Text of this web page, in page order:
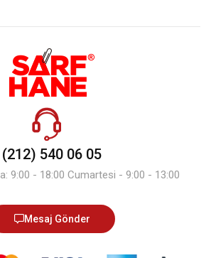
(212) 540 06 05
9:00 - 18:00 Cumartesi - 9:00 - 13:00
Mesaj Gönder